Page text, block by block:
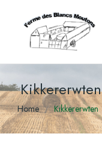
Kikkererwten
Home Kikkererwten